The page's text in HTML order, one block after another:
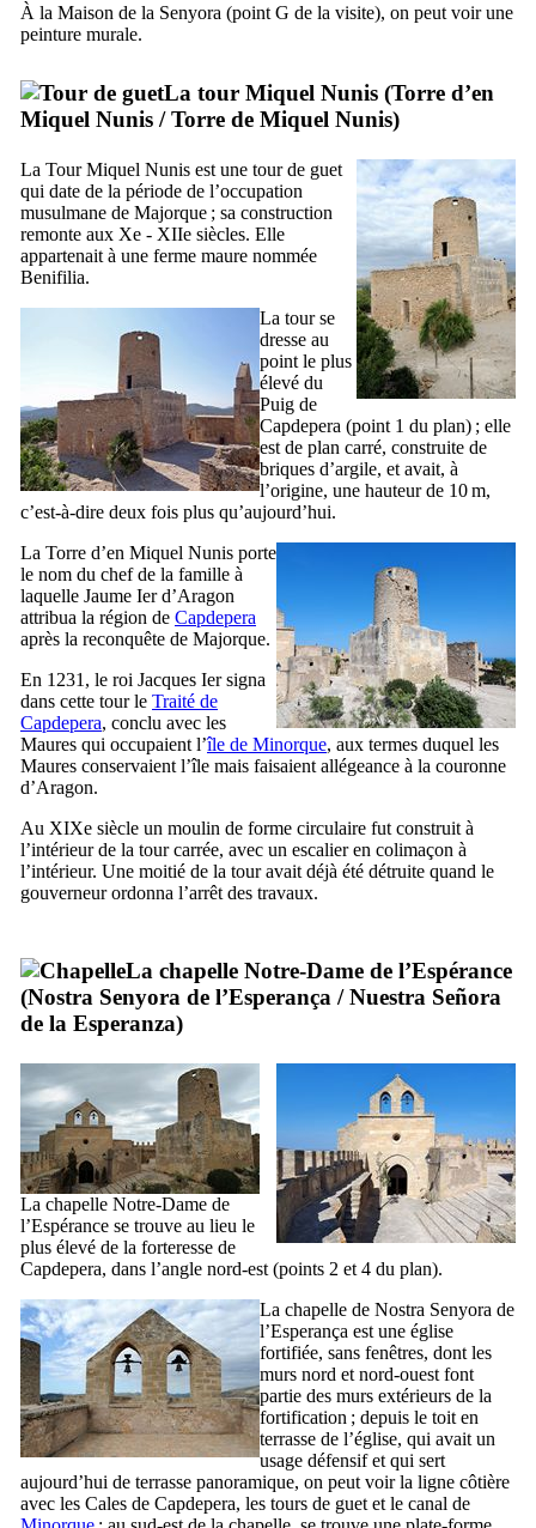
À la Maison de la Senyora (point G de la visite), on peut voir une
peinture murale.
La tour Miquel Nunis (Torre d’en
Miquel Nunis /Torre de Miquel Nunis)
La TourMiquel Nunis est une tour de guet
qui date de la période de l’occupation
musulmane de Majorque ; sa construction
remonte aux Xe - XIIe siècles. Elle
appartenait à une ferme maure nommée
Benifilia.
La tour se
dresse au
point le plus
élevé du
Puig de
Capdepera (point 1 du plan) ; elle
est de plan carré, construite de
briques d’argile, et avait, à
l’origine, une hauteur de 10 m,
c’est-à-dire deux fois plus qu’aujourd’hui.
La Torre d’en Miquel Nunis porte
le nom du chef de la famille à
laquelle Jaume Ierd’Aragon
attribua la région de Capdepera
après la reconquête de Majorque.
En 1231, le roi Jacques Iersigna
dans cette tour le Traité de
Capdepera, conclu avec les
Maures qui occupaient l’île de Minorque, aux termes duquel les
Maures conservaient l’île mais faisaient allégeance à la couronne
d’Aragon.
Au XIXe siècle un moulin de forme circulaire fut construit à
l’intérieur de la tour carrée, avec un escalier en colimaçon à
l’intérieur. Une moitié de la tour avait déjà été détruite quand le
gouverneur ordonna l’arrêt des travaux.
La chapelle Notre-Dame de l’Espérance
(Nostra Senyora de l’Esperança /Nuestra Señora
de la Esperanza)
La chapelle Notre-Dame de
l’Espérance se trouve au lieu le
plus élevé de la forteresse de
Capdepera, dans l’angle nord-est (points 2 et 4 du plan).
La chapelle de Nostra Senyora de
l’Esperança est une église
fortifiée, sans fenêtres, dont les
murs nord et nord-ouest font
partie des murs extérieurs de la
fortification ; depuis le toit en
terrasse de l’église, qui avait un
usage défensif et qui sert
aujourd’hui de terrasse panoramique, on peut voir la ligne côtière
avec les Cales de Capdepera, les tours de guet et le canal de